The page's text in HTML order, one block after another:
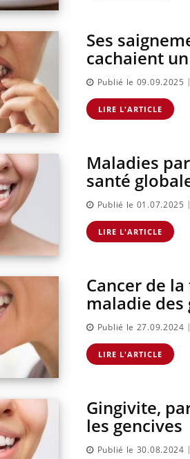
Ses
cachaient
Publié le 09.09.2025 |
LIRE L'ARTICLE
Maladies
santé
Publié le 01.07.2025 |
LIRE L'ARTICLE
Cancer de
maladie des
Publié le 27.09.2024 |
LIRE L'ARTICLE
Gingivite,
les gencives
Publié le 30.08.2024 |
Toujours connectés :
comment le travail
empiète de plus en plus
Cancer colorectal : une
stratégie simple aurait
changé la donne au Pays
Chikungunya, dengue,
West Nile : que se passe-t-
il dans le sud de la France ?